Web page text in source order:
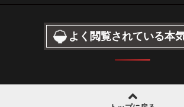
よく閲覧されている本